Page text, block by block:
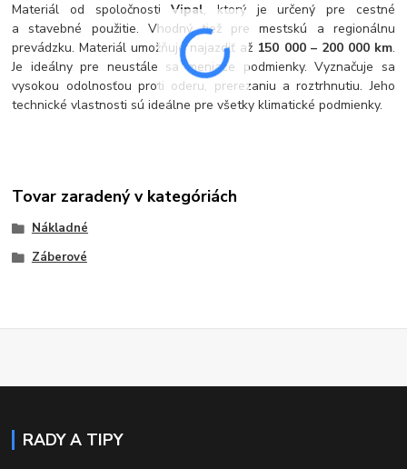
Materiál od spoločnostiVipal, ktorý je určený pre cestné
a stavebné použitie. Vhodný tiež pre mestskú a regionálnu
prevádzku. Materiál umožňuje najazdiť až 150 000 – 200 000 km.
Je ideálny pre neustále sa meniace podmienky. Vyznačuje sa
vysokou odolnosťou proti oderu, prerezaniu a roztrhnutiu. Jeho
technické vlastnosti sú ideálne pre všetky klimatické podmienky.
Tovar zaradený v kategóriách
Nákladné
Záberové
RADY A TIPY